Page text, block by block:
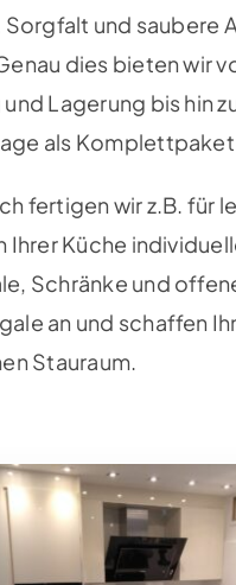
Sorgfalt und saubere
dies bieten wir
Lagerung bis hin
als Komplettpaket
fertigen wir z.B. für
Ihrer Küche
Schränke und
an und schaffen
Stauraum.